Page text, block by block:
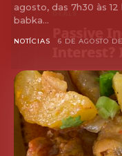
agosto, das 7h30 às 12 horas. Os itens
babka...
NOTÍCIAS 6 DE AGOSTO